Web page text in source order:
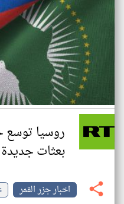
روسيا توسع
بعثات جديدة في 4 دول
اخبار جزر القمر